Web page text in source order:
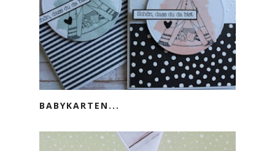
BABYKARTEN...